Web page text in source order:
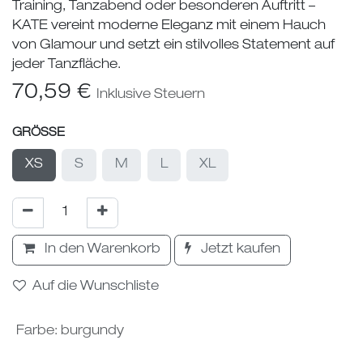
Training, Tanzabend oder besonderen Auftritt –
KATE vereint moderne Eleganz mit einem Hauch
von Glamour und setzt ein stilvolles Statement auf
jeder Tanzfläche.
70,59 € Inklusive Steuern
GRÖSSE
XS S M L XL
In den Warenkorb Jetzt kaufen
Auf die Wunschliste
Farbe: burgundy